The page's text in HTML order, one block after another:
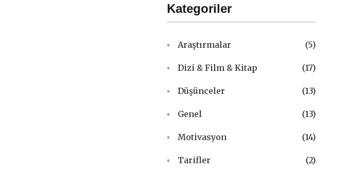
Kategoriler
Araştırmalar (5)
Dizi & Film & Kitap (17)
Düşünceler (13)
Genel (13)
Motivasyon (14)
Tarifler (2)